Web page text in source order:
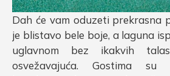
Dah će vam oduzeti prekrasna
je blistavo bele boje, a laguna
uglavnom bez ikakvih
osvežavajuća. Gostima su